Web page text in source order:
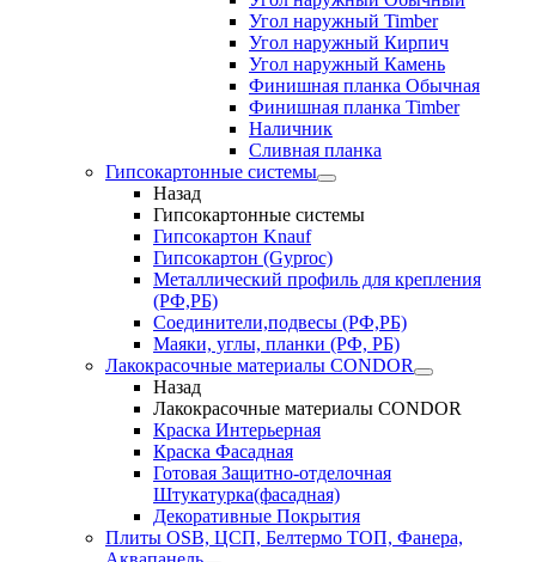
Угол наружный Timber
Угол наружный Кирпич
Угол наружный Камень
Финишная планка Обычная
Финишная планка Timber
Наличник
Сливная планка
Гипсокартонные системы
Назад
Гипсокартонные системы
Гипсокартон Knauf
Гипсокартон (Gyproc)
Металлический профиль для крепления
(РФ,РБ)
Соединители,подвесы (РФ,РБ)
Маяки, углы, планки (РФ, РБ)
Лакокрасочные материалы CONDOR
Назад
Лакокрасочные материалы CONDOR
Краска Интерьерная
Краска Фасадная
Готовая Защитно-отделочная
Штукатурка(фасадная)
Декоративные Покрытия
Плиты OSB, ЦСП, Белтермо ТОП, Фанера,